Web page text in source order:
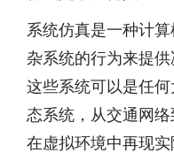
系统仿真是一种计
杂系统的行为来提供
这些系统可以是任
态系统，从交通网
在虚拟环境中再现